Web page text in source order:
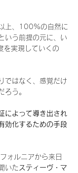
上、100%の自然に
いう前提の元に、い
実現していくの
ではなく、感覚だけ
ろう。
によって導き出され
効化するための手段
ォルニアから来日
いた スティーヴ・マ